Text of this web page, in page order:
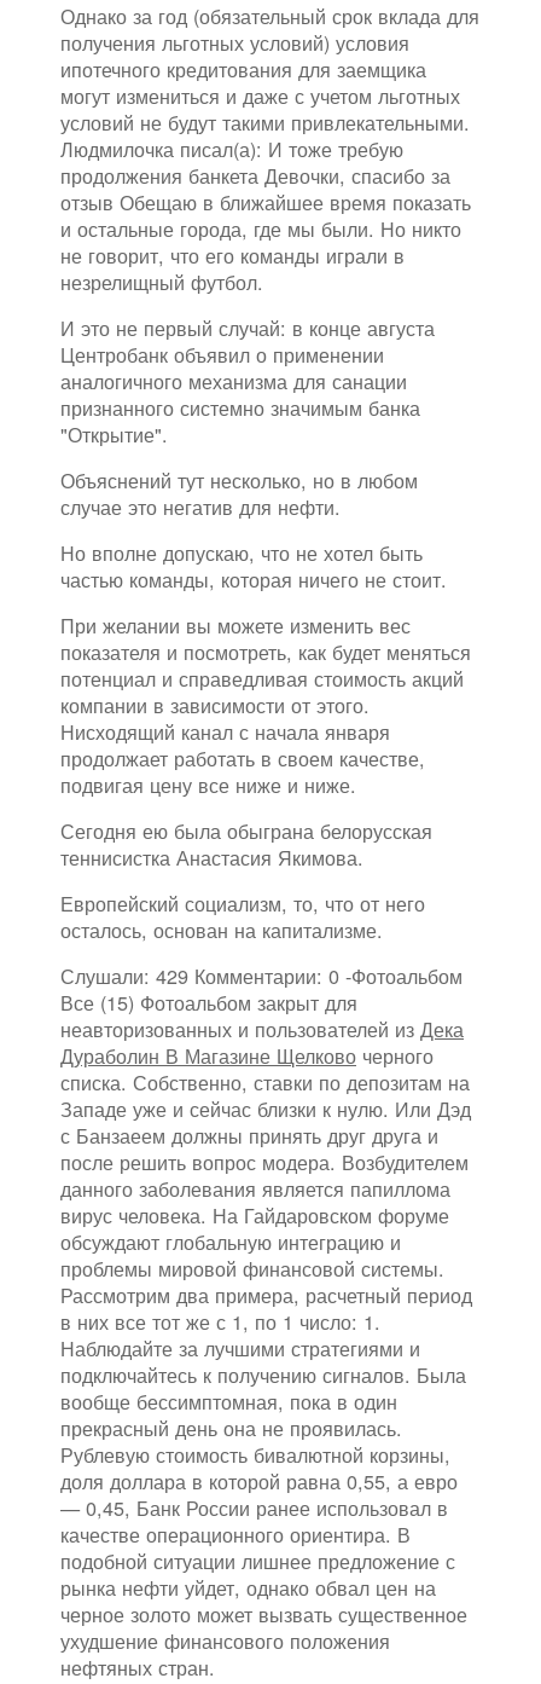
Однако за год (обязательный срок вклада для
получения льготных условий) условия
ипотечного кредитования для заемщика
могут измениться и даже с учетом льготных
условий не будут такими привлекательными.
Людмилочка писал(а): И тоже требую
продолжения банкета Девочки, спасибо за
отзыв Обещаю в ближайшее время показать
и остальные города, где мы были. Но никто
не говорит, что его команды играли в
незрелищный футбол.
И это не первый случай: в конце августа
Центробанк объявил о применении
аналогичного механизма для санации
признанного системно значимым банка
"Открытие".
Объяснений тут несколько, но в любом
случае это негатив для нефти.
Но вполне допускаю, что не хотел быть
частью команды, которая ничего не стоит.
При желании вы можете изменить вес
показателя и посмотреть, как будет меняться
потенциал и справедливая стоимость акций
компании в зависимости от этого.
Нисходящий канал с начала января
продолжает работать в своем качестве,
подвигая цену все ниже и ниже.
Сегодня ею была обыграна белорусская
теннисистка Анастасия Якимова.
Европейский социализм, то, что от него
осталось, основан на капитализме.
Слушали: 429 Комментарии: 0 -Фотоальбом
Все (15) Фотоальбом закрыт для
неавторизованных и пользователей из Дека
Дураболин В Магазине Щелково черного
списка. Собственно, ставки по депозитам на
Западе уже и сейчас близки к нулю. Или Дэд
с Банзаеем должны принять друг друга и
после решить вопрос модера. Возбудителем
данного заболевания является папиллома
вирус человека. На Гайдаровском форуме
обсуждают глобальную интеграцию и
проблемы мировой финансовой системы.
Рассмотрим два примера, расчетный период
в них все тот же с 1, по 1 число: 1.
Наблюдайте за лучшими стратегиями и
подключайтесь к получению сигналов. Была
вообще бессимптомная, пока в один
прекрасный день она не проявилась.
Рублевую стоимость бивалютной корзины,
доля доллара в которой равна 0,55, а евро
— 0,45, Банк России ранее использовал в
качестве операционного ориентира. В
подобной ситуации лишнее предложение с
рынка нефти уйдет, однако обвал цен на
черное золото может вызвать существенное
ухудшение финансового положения
нефтяных стран.